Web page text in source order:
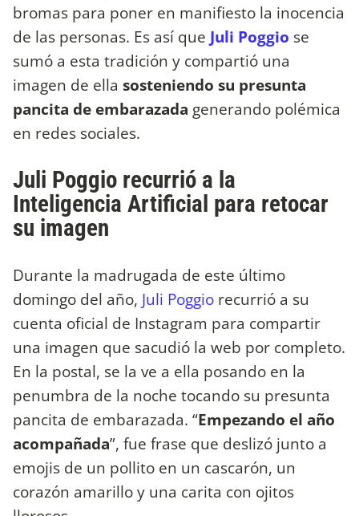
bromas para poner en manifiesto la inocencia
de las personas. Es así que Juli Poggio se
sumó a esta tradición y compartió una
imagen de ella sosteniendo su presunta
pancita de embarazada generando polémica
en redes sociales.
Juli Poggio recurrió a la
Inteligencia Artificial para retocar
su imagen
Durante la madrugada de este último
domingo del año, Juli Poggio recurrió a su
cuenta oficial de Instagram para compartir
una imagen que sacudió la web por completo.
En la postal, se la ve a ella posando en la
penumbra de la noche tocando su presunta
pancita de embarazada. “Empezando el año
acompañada”, fue frase que deslizó junto a
emojis de un pollito en un cascarón, un
corazón amarillo y una carita con ojitos